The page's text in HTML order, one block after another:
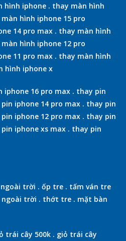
hình iphone . thay màn hình
hình iphone 15 pro
14 pro max . thay màn hình
hình iphone 12 pro
11 pro max . thay màn hình
hình iphone x
iphone 16 pro max . thay pin
iphone 14 pro max . thay pin
iphone 12 pro max . thay pin
iphone xs max . thay pin
trời . ốp tre . tấm ván tre
ngoài trời . thớt tre . mặt bàn
trái cây 500k . giỏ trái cây